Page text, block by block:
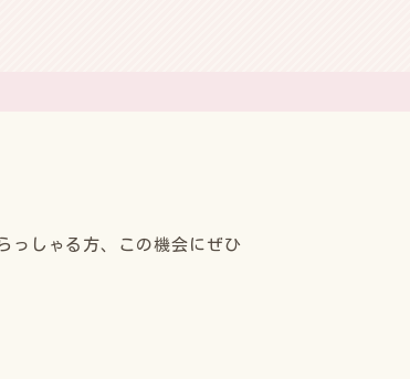
っしゃる方、この機会にぜひ